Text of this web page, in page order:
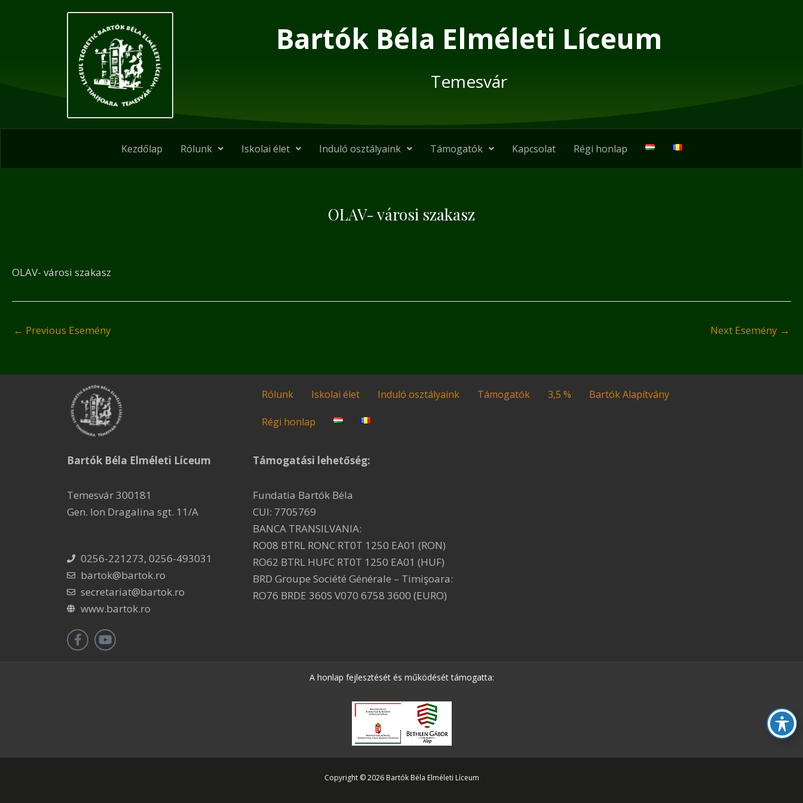
Bartók Béla Elméleti Líceum
Temesvár
Kezdőlap Rólunk Iskolai élet Induló osztályaink Támogatók Kapcsolat Régi honlap
OLAV- városi szakasz
OLAV- városi szakasz
← Previous Esemény Next Esemény →
Bartók Béla Elméleti Líceum
Temesvár 300181
Gen. Ion Dragalina sgt. 11/A
0256-221273, 0256-493031
bartok@bartok.ro
secretariat@bartok.ro
www.bartok.ro
Rólunk Iskolai élet Induló osztályaink Támogatók 3,5 % Bartók Alapítvány
Régi honlap
Támogatási lehetőség:
Fundatia Bartók Béla
CUI: 7705769
BANCA TRANSILVANIA:
RO08 BTRL RONC RT0T 1250 EA01 (RON)
RO62 BTRL HUFC RT0T 1250 EA01 (HUF)
BRD Groupe Société Générale – Timişoara:
RO76 BRDE 360S V070 6758 3600 (EURO)
A honlap fejlesztését és működését támogatta:
Copyright © 2026 Bartók Béla Elméleti Líceum